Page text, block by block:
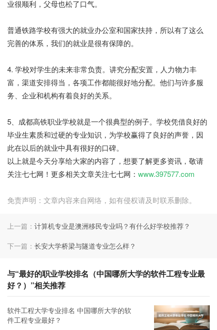
业很顺利，父母也松了口气。
普通铁路学校有强大的就业办公室和国家扶持，所以有了这么
完善的体系，我们的就业是很有保障的。
4. 学校对学生的未来非常负责。讲究分配安置，人力物力丰
富，渠道安排得当，各项工作都能很好地分配。他们与许多服
务、企业和机构有着良好的关系。
5、成都高铁职业学校就是一个很典型的例子。学校凭借良好的
毕业生素质和过硬的专业知识，为学校赢得了良好的声誉，因
此在以后的就业中具有很好的口碑。
以上就是今天分享给大家的内容了，想要了解更多资讯，敬请
关注七七网！更多相关文章关注七七网： www.397577.com
免责声明：文章内容来自网络，如有侵权请及时联系删除。
上一篇： 计算机专业是澳洲移民专业吗？有什么好学校推荐？
下一篇： 长安大学桥梁与隧道专业怎么样？
与“最好的职业学校排名（中国哪所大学的软件工程专业最
好？）”相关推荐
软件工程大学专业排名 中国哪所大学的软
件工程专业最好？